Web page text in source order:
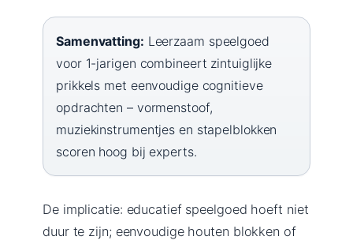
Samenvatting: Leerzaam speelgoed
voor 1-jarigen combineert zintuiglijke
prikkels met eenvoudige cognitieve
opdrachten – vormenstoof,
muziekinstrumentjes en stapelblokken
scoren hoog bij experts.
De implicatie: educatief speelgoed hoeft niet
duur te zijn; eenvoudige houten blokken of